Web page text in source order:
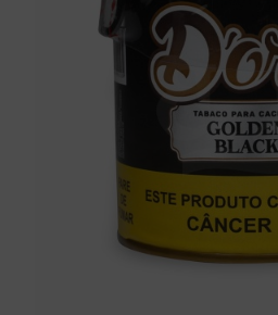
Isqueiros
Suportes Bertoldi para Cachimbos
Piteiras para Cigarro
Limpadores para Cachimbo
Bolsas para Cachimbo
Cortadores de Charuto